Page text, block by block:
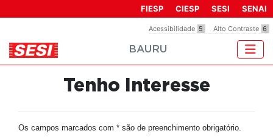
inclui
um
acessibilidade.
Acessibilidade 5 Alto Contraste 6
FIESP CIESP SESI SENAI
BAURU
Tenho Interesse
Os campos marcados com * são de preenchimento obrigatório.